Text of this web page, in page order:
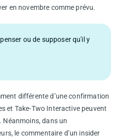
en novembre comme prévu.
ou de supposer qu'il y
différente d’une confirmation
et Take-Two Interactive peuvent
dans un
le commentaire d’un insider